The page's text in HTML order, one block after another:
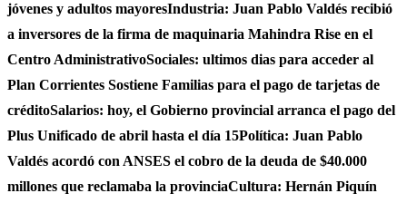
jóvenes y adultos mayoresIndustria: Juan Pablo Valdés recibió
a inversores de la firma de maquinaria Mahindra Rise en el
Centro AdministrativoSociales: ultimos dias para acceder al
Plan Corrientes Sostiene Familias para el pago de tarjetas de
créditoSalarios: hoy, el Gobierno provincial arranca el pago del
Plus Unificado de abril hasta el día 15Política: Juan Pablo
Valdés acordó con ANSES el cobro de la deuda de $40.000
millones que reclamaba la provinciaCultura: Hernán Piquín